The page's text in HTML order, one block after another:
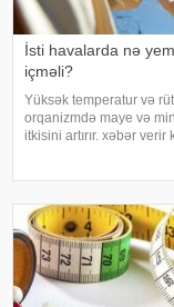
İsti havalarda nə
içməli?
Yüksək temperatur və
orqanizmdə maye və
itkisini artırır. xəbər verir
ürəkbulanma kimi
ol